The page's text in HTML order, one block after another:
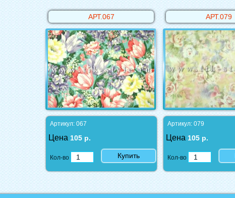
АРТ.067
Артикул: 067
Цена 105 р.
Кол-во Купить
АРТ.079
Артикул: 079
Цена 105 р.
Кол-во